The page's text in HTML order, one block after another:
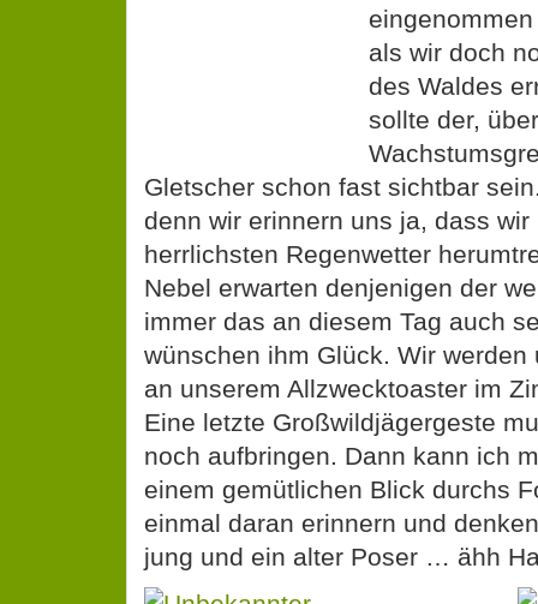
als wir doch
des Waldes
sollte der,
Gletscher schon fast sichtbar
denn wir erinnern uns ja, dass
herrlichsten Regenwetter
Nebel erwarten denjenigen der
immer das an diesem Tag auch
wünschen ihm Glück. Wir werden
an unserem Allzwecktoaster im
Eine letzte Großwildjägergeste
noch aufbringen. Dann kann ich
einem gemütlichen Blick durchs
einmal daran erinnern und
jung und ein alter Poser … ähh